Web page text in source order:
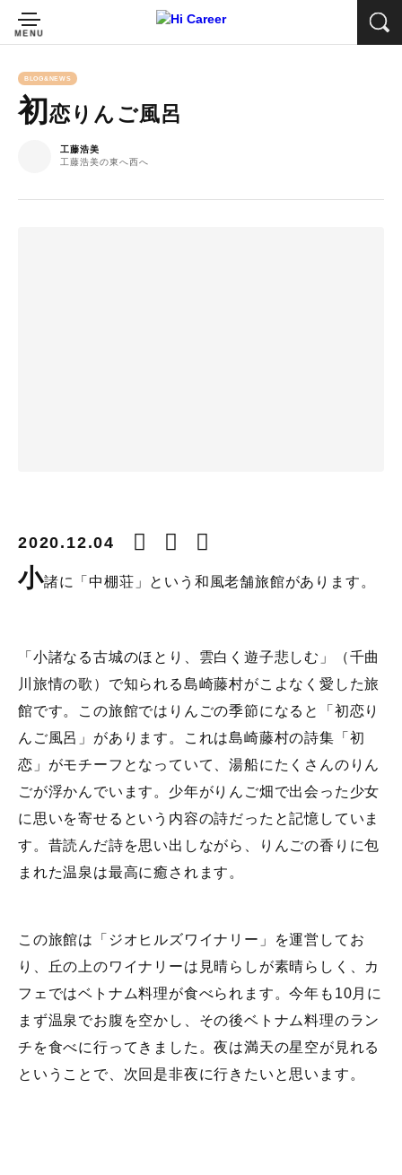
BLOG&NEWS
初恋りんご風呂
工藤浩美
工藤浩美の東へ西へ
2020.12.04
小諸に「中棚荘」という和風老舗旅館があります。
「小諸なる古城のほとり、雲白く遊子悲しむ」（千曲
川旅情の歌）で知られる島崎藤村がこよなく愛した旅
館です。この旅館ではりんごの季節になると「初恋り
んご風呂」があります。これは島崎藤村の詩集「初
恋」がモチーフとなっていて、湯船にたくさんのりん
ごが浮かんでいます。少年がりんご畑で出会った少女
に思いを寄せるという内容の詩だったと記憶していま
す。昔読んだ詩を思い出しながら、りんごの香りに包
まれた温泉は最高に癒されます。
この旅館は「ジオヒルズワイナリー」を運営してお
り、丘の上のワイナリーは見晴らしが素晴らしく、カ
フェではベトナム料理が食べられます。今年も10月に
まず温泉でお腹を空かし、その後ベトナム料理のラン
チを食べに行ってきました。夜は満天の星空が見れる
ということで、次回是非夜に行きたいと思います。